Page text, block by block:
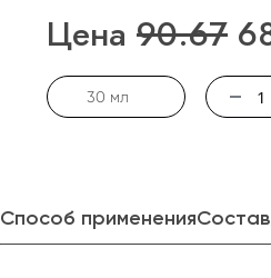
Цена 90.67
30 мл
Способ примененияСостав